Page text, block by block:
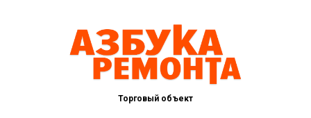
Торговый объект